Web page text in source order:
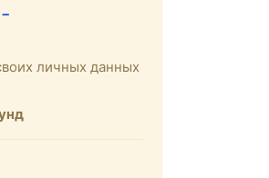
личных данных